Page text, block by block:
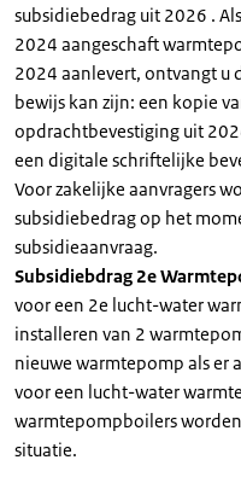
subsidiebedrag uit 2026 .
2024 aangeschaft
2024 aanlevert, ontvangt u
bewijs kan zijn: een kopie
opdrachtbevestiging uit
een digitale schriftelijke
Voor zakelijke aanvragers
subsidiebedrag op het
subsidieaanvraag.
Subsidiebdrag 2e
voor een 2e lucht-water
installeren van 2
nieuwe warmtepomp als er
voor een lucht-water
warmtepompboilers
situatie.